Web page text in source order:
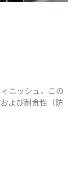
ニッシュ。この
よび耐食性（防